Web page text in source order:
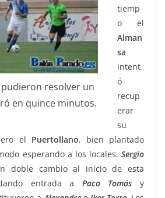
resolver un
en quince minutos.
tiemp
o el
Alman
sa
intent
ó
recup
erar
su
el Puertollano, bien plantado
esperando a los locales. Sergio
doble cambio al inicio de esta
entrada a Paco Tomás y